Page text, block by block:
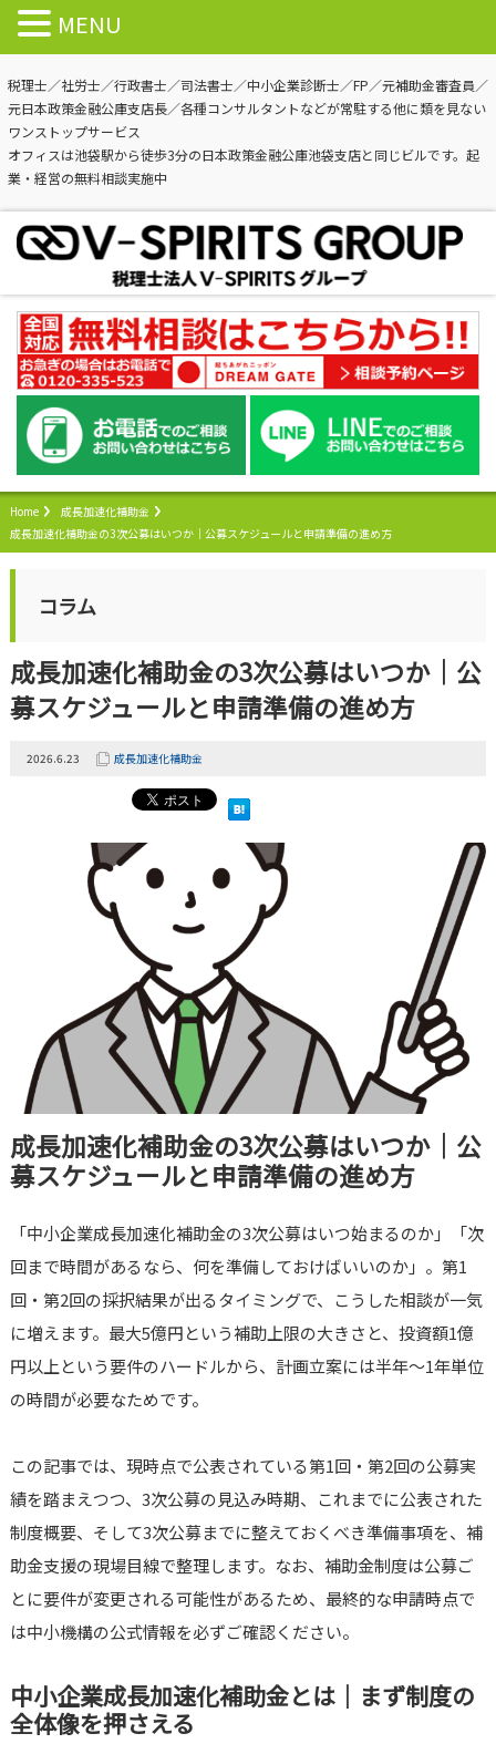
税理士／社労士／行政書士／司法書士／中小企業診断士／FP／元補助金審査員／
元日本政策金融公庫支店長／各種コンサルタントなどが常駐する他に類を見ない
ワンストップサービス
オフィスは池袋駅から徒歩3分の日本政策金融公庫池袋支店と同じビルです。起
業・経営の無料相談実施中
Home
成長加速化補助金
成長加速化補助金の3次公募はいつか｜公募スケジュールと申請準備の進め方
コラム
成長加速化補助金の3次公募はいつか｜公
募スケジュールと申請準備の進め方
2026.6.23 成長加速化補助金
成長加速化補助金の3次公募はいつか｜公
募スケジュールと申請準備の進め方
「中小企業成長加速化補助金の3次公募はいつ始まるのか」「次
回まで時間があるなら、何を準備しておけばいいのか」。第1
回・第2回の採択結果が出るタイミングで、こうした相談が一気
に増えます。最大5億円という補助上限の大きさと、投資額1億
円以上という要件のハードルから、計画立案には半年〜1年単位
の時間が必要なためです。
この記事では、現時点で公表されている第1回・第2回の公募実
績を踏まえつつ、3次公募の見込み時期、これまでに公表された
制度概要、そして3次公募までに整えておくべき準備事項を、補
助金支援の現場目線で整理します。なお、補助金制度は公募ご
とに要件が変更される可能性があるため、最終的な申請時点で
は中小機構の公式情報を必ずご確認ください。
中小企業成長加速化補助金とは｜まず制度の
全体像を押さえる
MENU